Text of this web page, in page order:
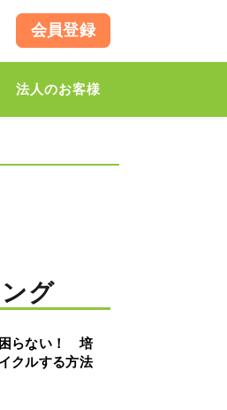
会員登録
法人のお客様
グ
らない！ 培
クルする方法